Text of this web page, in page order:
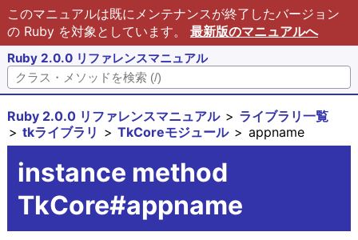
このマニュアルは既にメンテナンスが終了したバージョン
の Ruby を対象としています。 最新版のマニュアルへ
Ruby 2.0.0 リファレンスマニュアル
Ruby 2.0.0 リファレンスマニュアル
ライブラリ一覧
tkライブラリ
TkCoreモジュール appname
instance method
TkCore#appname